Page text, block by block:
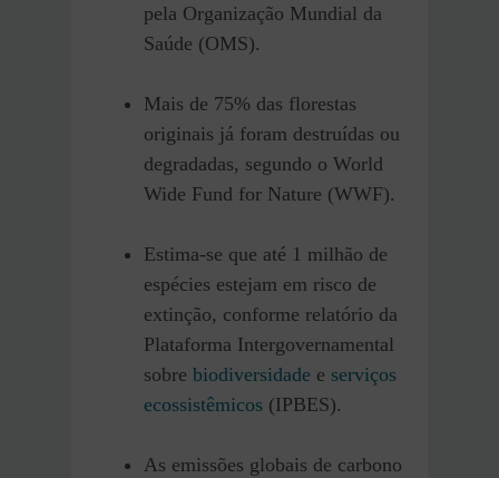
pela Organização Mundial da
Saúde (OMS).​
Mais de 75% das florestas
originais já foram destruídas ou
degradadas, segundo o World
Wide Fund for Nature (WWF).​
Estima-se que até 1 milhão de
espécies estejam em risco de
extinção, conforme relatório da
Plataforma Intergovernamental
sobre biodiversidade e serviços
ecossistêmicos (IPBES).​
As emissões globais de carbono